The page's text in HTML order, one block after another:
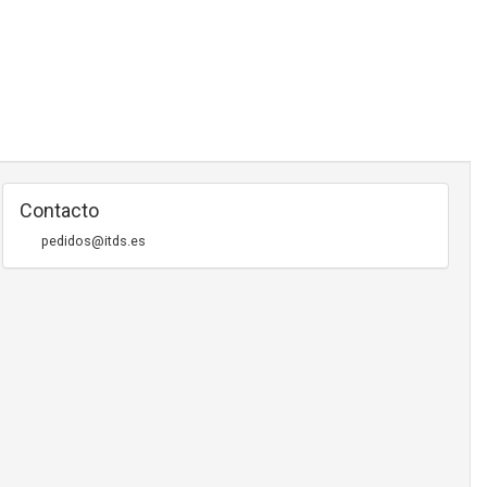
Contacto
pedidos@itds.es